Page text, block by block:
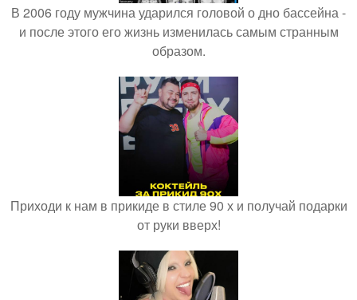
В 2006 году мужчина ударился головой о дно бассейна -
и после этого его жизнь изменилась самым странным
образом.
Приходи к нам в прикиде в стиле 90 х и получай подарки
от руки вверх!